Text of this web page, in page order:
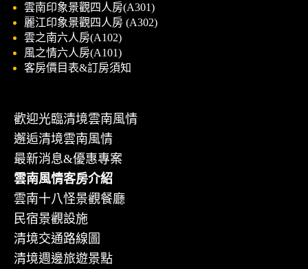
雲南印象景觀四人房(A301)
麗江印象景觀四人房 (A302)
雲之南六人房(A102)
風之情六人房(A101)
客房價目表&訂房須知
歡迎光臨清境雲南風情
邂逅清境雲南風情
最新消息&優惠專案
雲南風情客房介紹
雲南十八怪景觀餐廳
民宿景觀設施
清境交通路線圖
清境週邊旅遊景點